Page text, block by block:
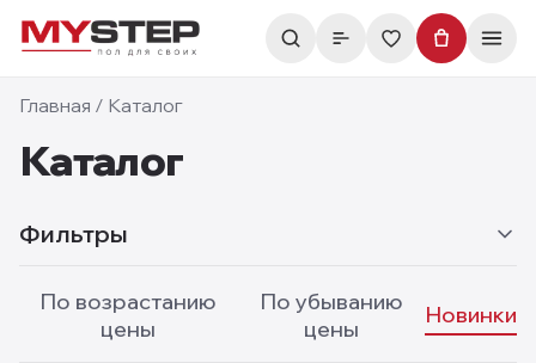
Главная / Каталог
Каталог
Фильтры
По возрастанию
цены
По убыванию
цены
Новинки